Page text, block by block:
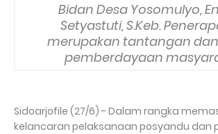
Bidan Desa Yosomulyo,
Setyastuti, S.Keb.
merupakan tantangan
pemberdayaan
Sidoarjofile (27/6) - Dalam rangka
kelancaran pelaksanaan posyandu dan